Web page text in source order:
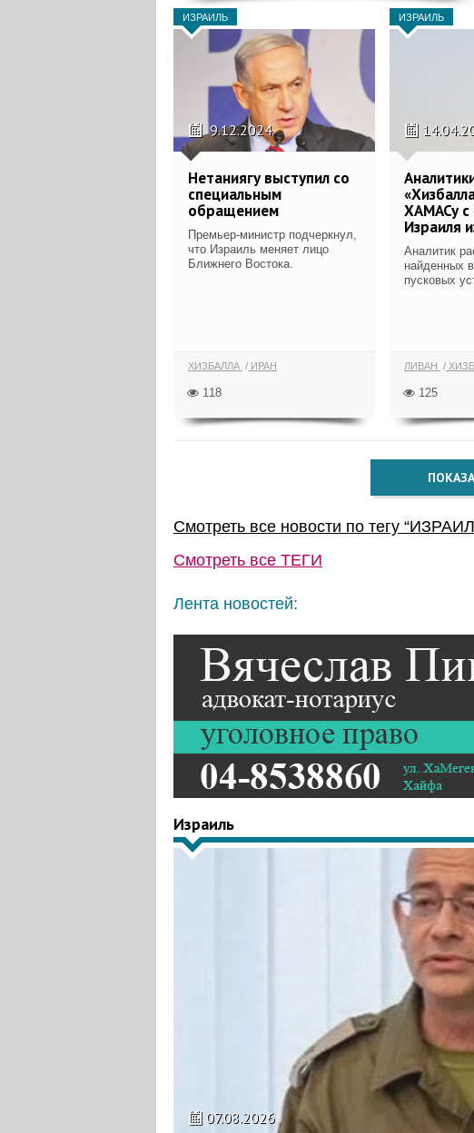
ИЗРАИЛЬ
9.12.2024
Нетаниягу выступил со
специальным
обращением
Премьер-министр подчеркнул,
что Израиль меняет лицо
Ближнего Востока.
ХИЗБАЛЛА ИРАН
118
ИЗРАИЛЬ
ХАМАСу с
Израиля
Аналитик
найденных
пусковых
ЛИВАН
125
Смотреть все новости по тегу “
Смотреть все ТЕГИ
Лента новостей:
Израиль
07.08.2026